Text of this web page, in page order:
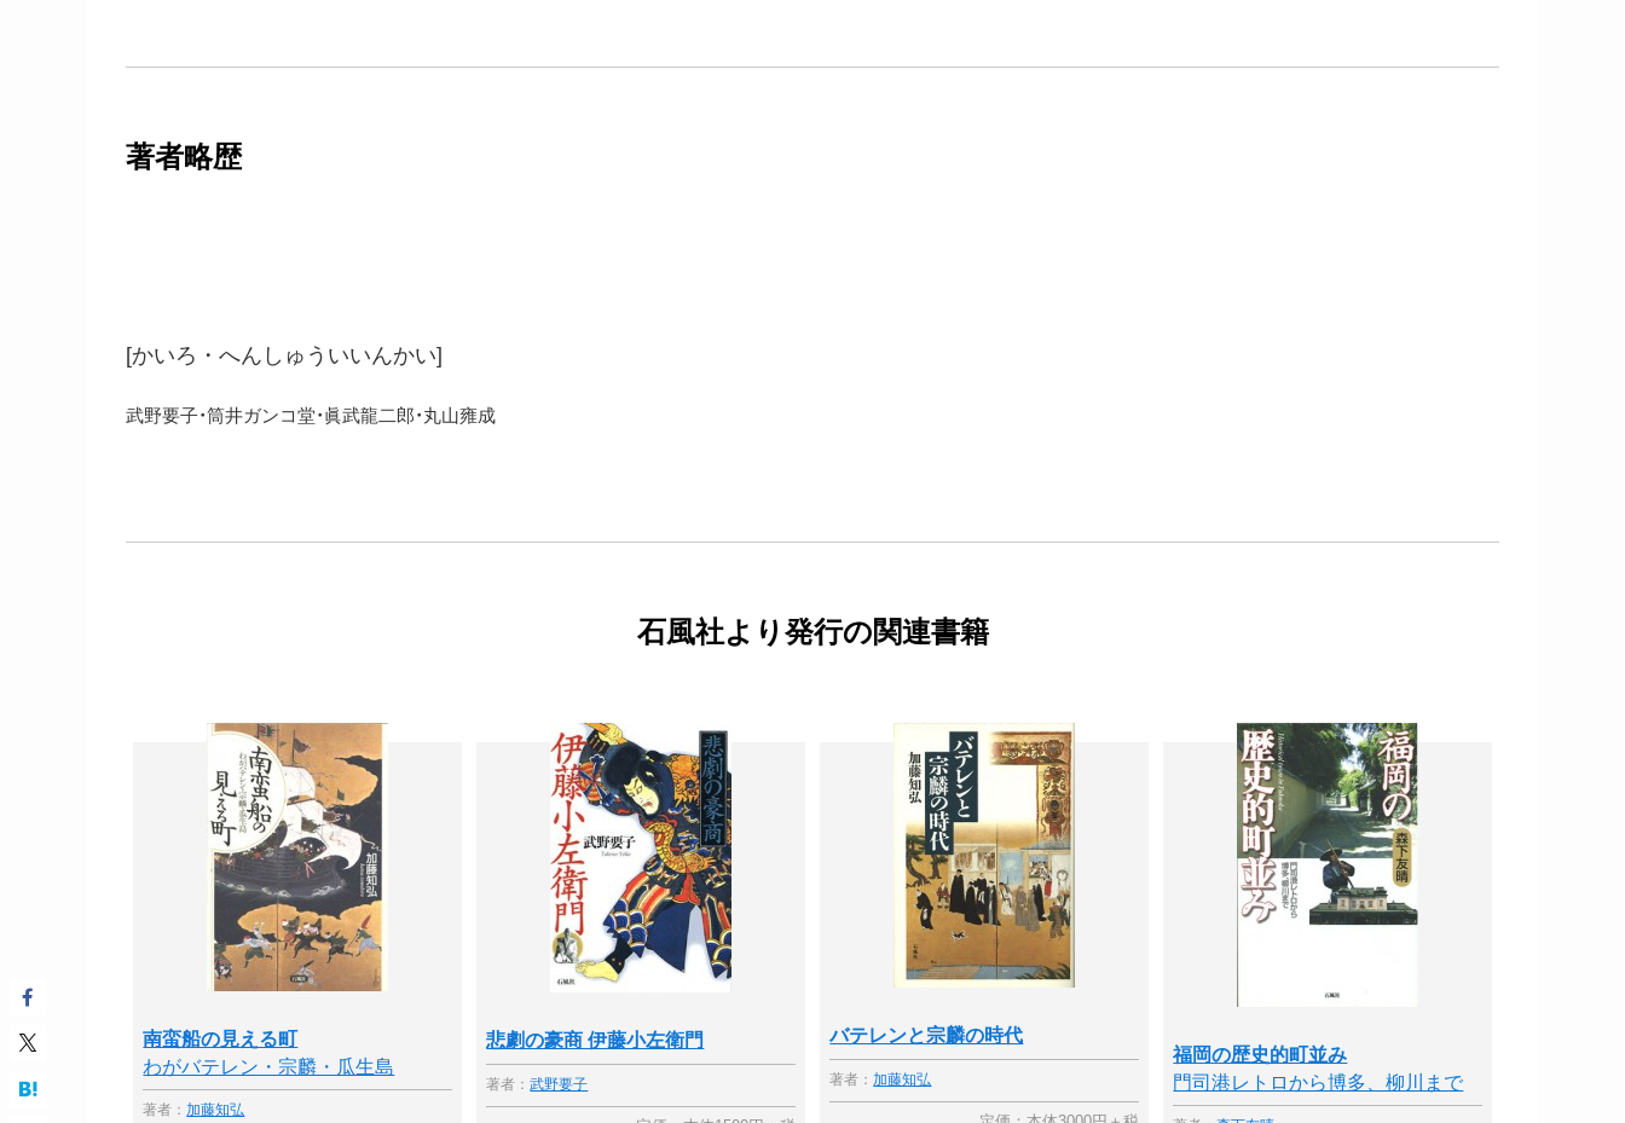
著者略歴
[かいろ・へんしゅういいんかい]
武野要子・筒井ガンコ堂・眞武龍二郎・丸山雍成
石風社より発行の関連書籍
南蛮船の見える町
わがバテレン・宗麟・瓜生島
著者：加藤知弘
悲劇の豪商 伊藤小左衛門
著者：武野要子
バテレンと宗麟の時代
著者：加藤知弘
福岡の歴史的町並み
門司港レトロから博多、柳川まで